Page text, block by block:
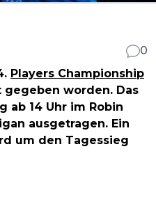
0
Players Championship
worden. Das
ab 14 Uhr im Robin
ausgetragen. Ein
um den Tagessieg